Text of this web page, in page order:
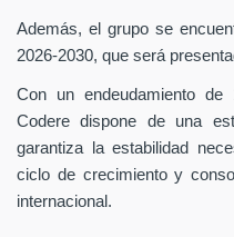
Además, el grupo se
2026-2030, que será
Con un endeudamiento
Codere dispone de una
garantiza la estabilidad
ciclo de crecimiento y
internacional.